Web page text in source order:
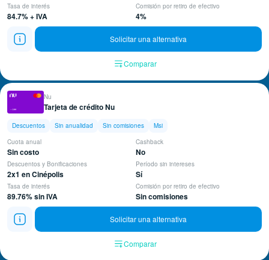
Tasa de interés
84.7% + IVA
Comisión por retiro de efectivo
4%
Solicitar una alternativa
Comparar
Nu
Tarjeta de crédito Nu
Descuentos Sin anualidad Sin comisiones
Msi
Cuota anual
Sin costo
Cashback
No
Descuentos y Bonificaciones
2x1 en Cinépolis
Período sin intereses
Sí
Tasa de interés
89.76% sin IVA
Comisión por retiro de efectivo
Sin comisiones
Solicitar una alternativa
Comparar